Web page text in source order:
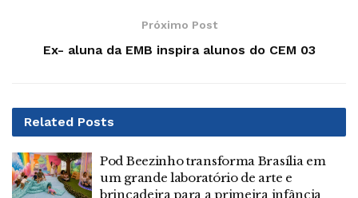
Próximo Post
Ex- aluna da EMB inspira alunos do CEM 03
Related Posts
Pod Beezinho transforma Brasília em
um grande laboratório de arte e
brincadeira para a primeira infância